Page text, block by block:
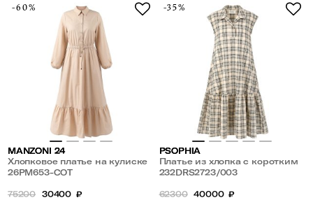
-60%
MANZONI 24
Хлопковое платье на кулиске
26PM653-COT
75200 30400 ₽
-35%
PSOPHIA
Платье из хлопка с коротким
рукавом в клетку
232DRS2723/003
62300 40000 ₽